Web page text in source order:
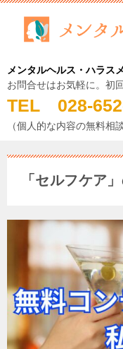
メンタルヘルス・ハラス
お問合せはお気軽に。初
TEL 028-
（個人的な内容の無料相
「セルフケア